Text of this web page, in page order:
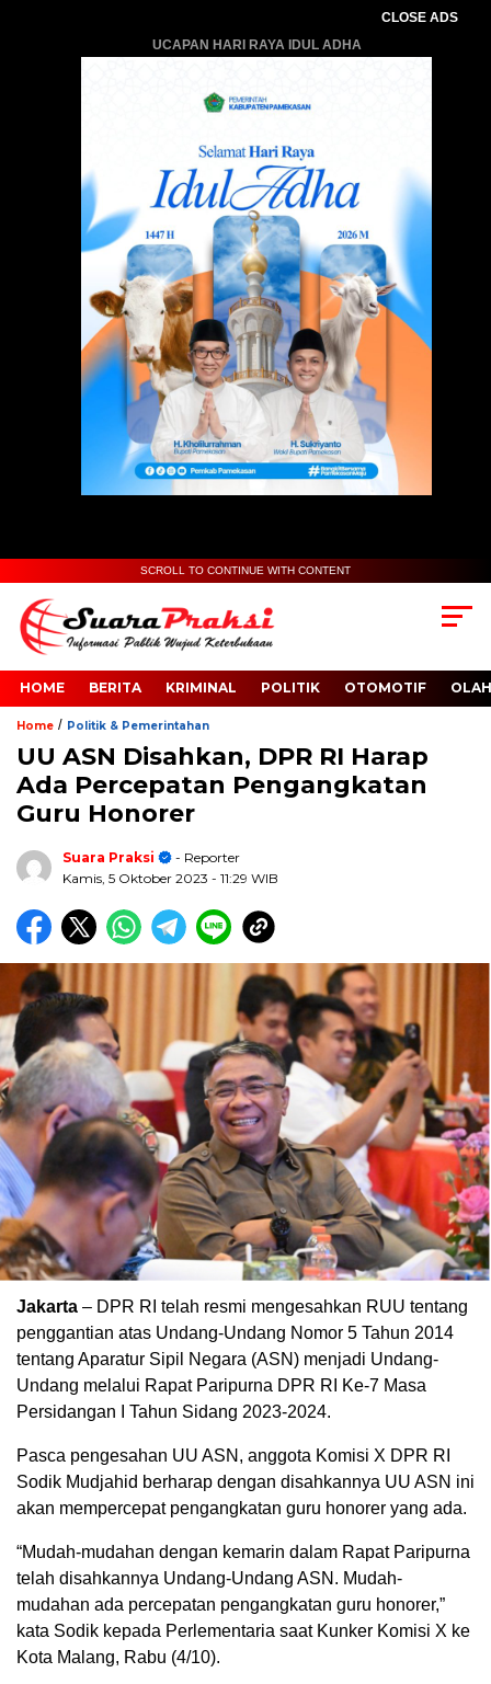
CLOSE ADS
UCAPAN HARI RAYA IDUL ADHA
SCROLL TO CONTINUE WITH CONTENT
HOME BERITA KRIMINAL POLITIK OTOMOTIF
Home / Politik & Pemerintahan
UU ASN Disahkan, DPR RI Harap
Ada Percepatan Pengangkatan
Guru Honorer
Suara Praksi
- Reporter
Kamis, 5 Oktober 2023 - 11:29 WIB
Jakarta – DPR RI telah resmi mengesahkan RUU tentang
penggantian atas Undang-Undang Nomor 5 Tahun 2014
tentang Aparatur Sipil Negara (ASN) menjadi Undang-
Undang melalui Rapat Paripurna DPR RI Ke-7 Masa
Persidangan I Tahun Sidang 2023-2024.
Pasca pengesahan UU ASN, anggota Komisi X DPR RI
Sodik Mudjahid berharap dengan disahkannya UU ASN ini
akan mempercepat pengangkatan guru honorer yang ada.
“Mudah-mudahan dengan kemarin dalam Rapat Paripurna
telah disahkannya Undang-Undang ASN. Mudah-
mudahan ada percepatan pengangkatan guru honorer,”
kata Sodik kepada Perlementaria saat Kunker Komisi X ke
Kota Malang, Rabu (4/10).